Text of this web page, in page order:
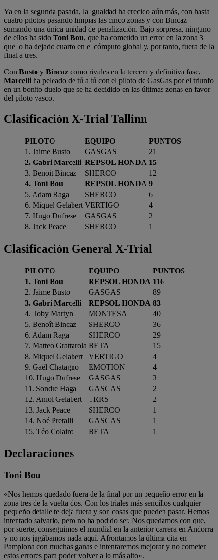
Ya en la segunda pasada, la igualdad ha crecido aún más, con hasta
cuatro pilotos pasando limpias las cinco zonas y con Bincaz
sumando una única unidad de penalización. Bajo sorpresa, ninguno
de ellos ha sido Toni Bou, que ha cometido un error en la zona 3
que lo ha dejado cuarto en el cómputo global y, por tanto, fuera de la
final a tres.
Con Busto y Bincaz como rivales en la tercera y definitiva fase,
Marcelli ha peleado de tú a tú con el piloto de GasGas por el triunfo
en un bonito duelo que se ha decidido en las últimas zonas en favor
del piloto vasco.
Clasificación X-Trial Tallinn
PILOTO EQUIPO
PUNTOS
1. Jaime Busto
GASGAS
21
2. Gabri Marcelli REPSOL HONDA 15
3. Benoit Bincaz
SHERCO
12
4. Toni Bou
REPSOL HONDA 9
5. Adam Raga
SHERCO
6
6. Miquel Gelabert VERTIGO
4
7. Hugo Dufrese
GASGAS
2
8. Jack Peace
SHERCO 1
Clasificación General X-Trial
PILOTO EQUIPO
PUNTOS
1. Toni Bou
REPSOL HONDA 116
2. Jaime Busto
GASGAS
89
3. Gabri Marcelli
REPSOL HONDA 83
4. Toby Martyn
MONTESA
40
5. Benoît Bincaz
SHERCO
36
6. Adam Raga
SHERCO
29
7. Matteo Grattarola BETA
15
8. Miquel Gelabert
VERTIGO
4
9. Gaël Chatagno
EMOTION
4
10. Hugo Dufrese
GASGAS
3
11. Sondre Haga
GASGAS
2
12. Aniol Gelabert
TRRS
2
13. Jack Peace
SHERCO
1
14. Noé Pretalli
GASGAS
1
15. Téo Colairo
BETA 1
Declaraciones
Toni Bou
«Nos hemos quedado fuera de la final por un pequeño error en la
zona tres de la vuelta dos. Con los triales más sencillos cualquier
pequeño detalle te deja fuera y son cosas que pueden pasar. Hemos
intentado salvarlo, pero no ha podido ser. Nos quedamos con que,
por suerte, conseguimos el mundial en la anterior carrera en Andorra
y no nos jugábamos nada aquí. Afrontamos la última cita en
Pamplona con muchas ganas e intentaremos mejorar y no cometer
estos errores para poder volver a lo más alto».